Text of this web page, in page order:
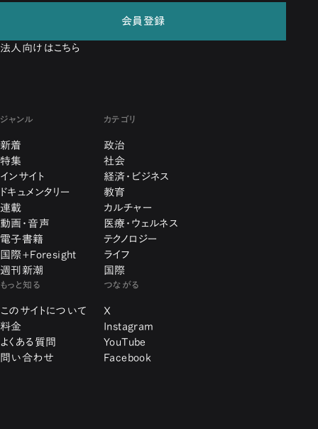
会員登録
法人向けはこちら
ジャンル
新着
特集
インサイト
ドキュメンタリー
連載
動画・音声
電子書籍
国際+Foresight
週刊新潮
カテゴリ
政治
社会
経済・ビジネス
教育
カルチャー
医療・ウェルネス
テクノロジー
ライフ
国際
もっと知る
このサイトについて
料金
よくある質問
問い合わせ
つながる
X
Instagram
YouTube
Facebook